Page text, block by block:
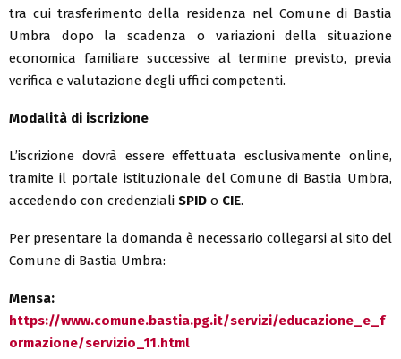
tra cui trasferimento della residenza nel Comune di Bastia
Umbra dopo la scadenza o variazioni della situazione
economica familiare successive al termine previsto, previa
verifica e valutazione degli uffici competenti.
Modalità di iscrizione
L’iscrizione dovrà essere effettuata esclusivamente online,
tramite il portale istituzionale del Comune di Bastia Umbra,
accedendo con credenziali SPID o CIE.
Per presentare la domanda è necessario collegarsi al sito del
Comune di Bastia Umbra:
Mensa:
https://www.comune.bastia.pg.it/servizi/educazione_e_f
ormazione/servizio_11.html